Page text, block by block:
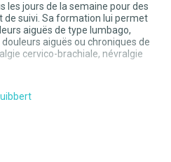
les jours de la semaine pour des
suivi. Sa formation lui permet
aiguës de type lumbago,
aiguës ou chroniques de
cervico-brachiale, névralgie
ne rembourse pas les
Cependant, certaines